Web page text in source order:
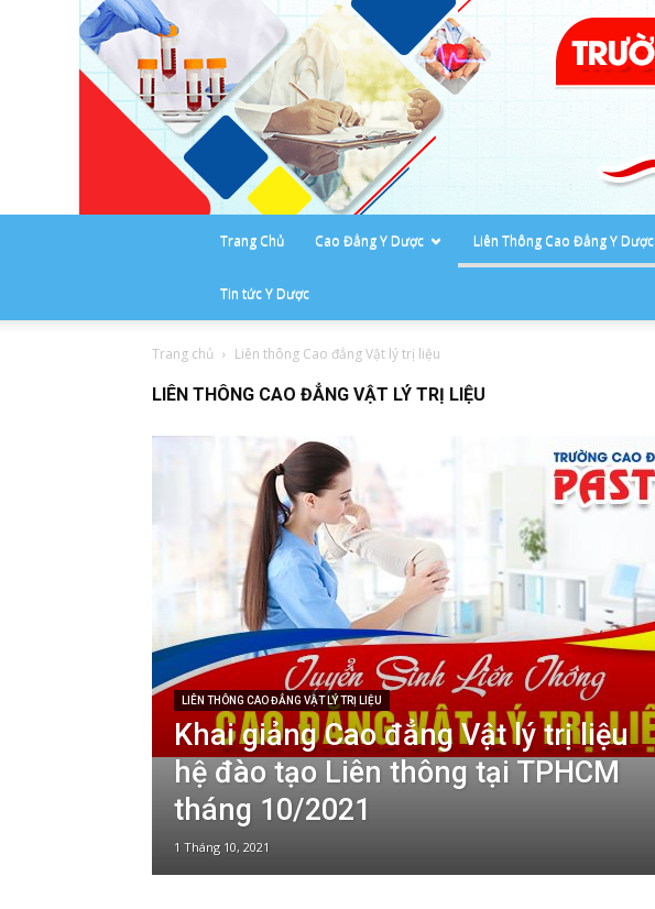
Trang Chủ Cao Đẳng Y Dược Liên Thông Cao Đẳng Y Dược
Tin tức Y Dược
Trang chủ Liên thông Cao đẳng Vật lý trị liệu
LIÊN THÔNG CAO ĐẲNG VẬT LÝ TRỊ LIỆU
LIÊN THÔNG CAO ĐẲNG VẬT LÝ TRỊ LIỆU
Khai giảng Cao đẳng Vật lý trị liệu
hệ đào tạo Liên thông tại TPHCM
tháng 10/2021
1 Tháng 10, 2021